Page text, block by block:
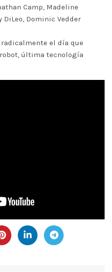
Camp, Madeline
DiLeo, Dominic Vedder
el día que
última tecnología